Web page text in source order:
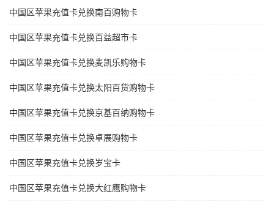
中国区苹果充值卡兑换南百购物卡
中国区苹果充值卡兑换百益超市卡
中国区苹果充值卡兑换麦凯乐购物卡
中国区苹果充值卡兑换太阳百货购物卡
中国区苹果充值卡兑换京基百纳购物卡
中国区苹果充值卡兑换卓展购物卡
中国区苹果充值卡兑换岁宝卡
中国区苹果充值卡兑换大红鹰购物卡